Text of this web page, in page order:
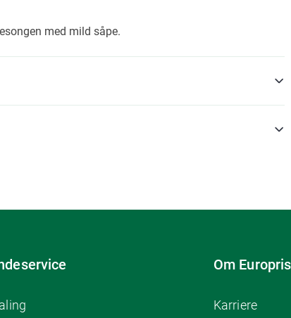
med mild såpe.
Om Europris
Karriere